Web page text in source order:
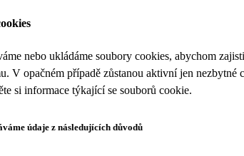
nebo ukládáme soubory cookies, abychom
V opačném případě zůstanou aktivní jen
si informace týkající se souborů cookie.
údaje z následujících důvodů